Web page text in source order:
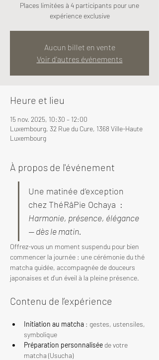
Places limitées à 4 participants pour une
expérience exclusive
Aucun billet en vente
Voir d'autres événements
Heure et lieu
15 nov. 2025, 10:30 – 12:00
Luxembourg, 32 Rue du Cure, 1368 Ville-Haute
Luxembourg
À propos de l'événement
Une matinée d’exception
chez ThéRâPie Ochaya  :
Harmonie, présence, élégance
— dès le matin.
Offrez-vous un moment suspendu pour bien
commencer la journée : une cérémonie du thé
matcha guidée, accompagnée de douceurs
japonaises et d’un éveil à la pleine présence.
Contenu de l’expérience
Initiation au matcha : gestes, ustensiles,
symbolique
Préparation personnalisée de votre
matcha (Usucha)